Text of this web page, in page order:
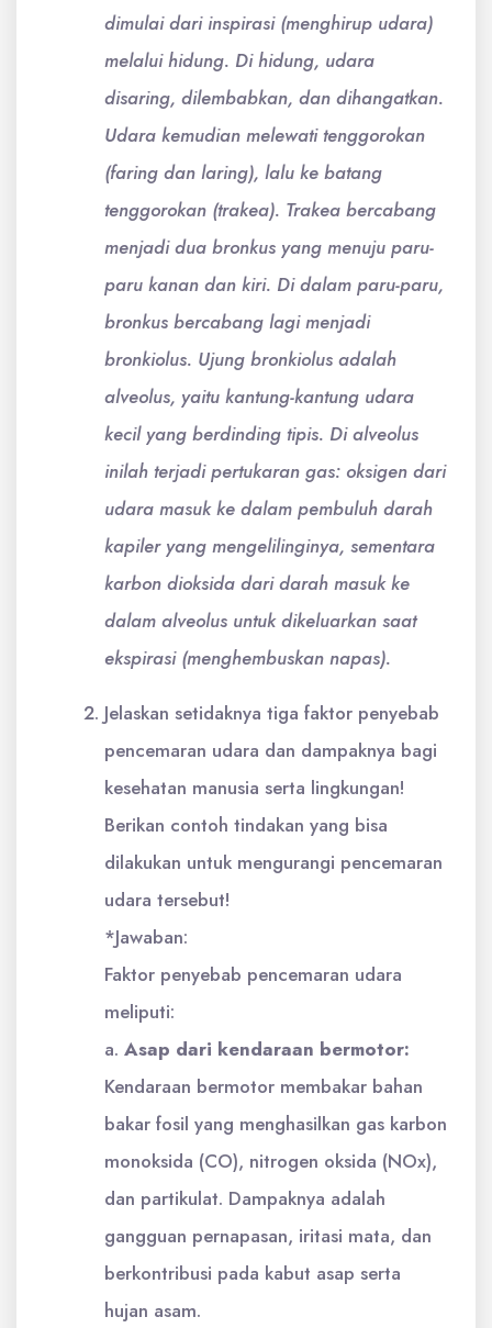
dimulai dari inspirasi (menghirup udara)
melalui hidung. Di hidung, udara
disaring, dilembabkan, dan dihangatkan.
Udara kemudian melewati tenggorokan
(faring dan laring), lalu ke batang
tenggorokan (trakea). Trakea bercabang
menjadi dua bronkus yang menuju paru-
paru kanan dan kiri. Di dalam paru-paru,
bronkus bercabang lagi menjadi
bronkiolus. Ujung bronkiolus adalah
alveolus, yaitu kantung-kantung udara
kecil yang berdinding tipis. Di alveolus
inilah terjadi pertukaran gas: oksigen dari
udara masuk ke dalam pembuluh darah
kapiler yang mengelilinginya, sementara
karbon dioksida dari darah masuk ke
dalam alveolus untuk dikeluarkan saat
ekspirasi (menghembuskan napas).
Jelaskan setidaknya tiga faktor penyebab
pencemaran udara dan dampaknya bagi
kesehatan manusia serta lingkungan!
Berikan contoh tindakan yang bisa
dilakukan untuk mengurangi pencemaran
udara tersebut!
*Jawaban:
Faktor penyebab pencemaran udara
meliputi:
a. Asap dari kendaraan bermotor:
Kendaraan bermotor membakar bahan
bakar fosil yang menghasilkan gas karbon
monoksida (CO), nitrogen oksida (NOx),
dan partikulat. Dampaknya adalah
gangguan pernapasan, iritasi mata, dan
berkontribusi pada kabut asap serta
hujan asam.